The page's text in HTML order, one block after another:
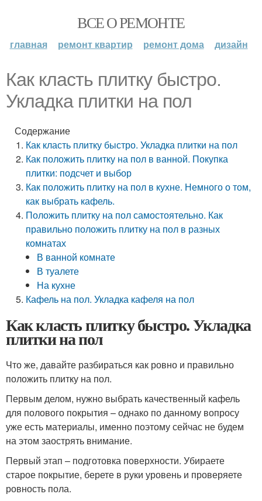
ВСЕ О РЕМОНТЕ
главная ремонт квартир ремонт дома дизайн
Как класть плитку быстро.
Укладка плитки на пол
Содержание
Как класть плитку быстро. Укладка плитки на пол
Как положить плитку на пол в ванной. Покупка
плитки: подсчет и выбор
Как положить плитку на пол в кухне. Немного о том,
как выбрать кафель.
Положить плитку на пол самостоятельно. Как
правильно положить плитку на пол в разных
комнатах
В ванной комнате
В туалете
На кухне
Кафель на пол. Укладка кафеля на пол
Как класть плитку быстро. Укладка
плитки на пол
Что же, давайте разбираться как ровно и правильно
положить плитку на пол.
Первым делом, нужно выбрать качественный кафель
для полового покрытия – однако по данному вопросу
уже есть материалы, именно поэтому сейчас не будем
на этом заострять внимание.
Первый этап – подготовка поверхности. Убираете
старое покрытие, берете в руки уровень и проверяете
ровность пола.